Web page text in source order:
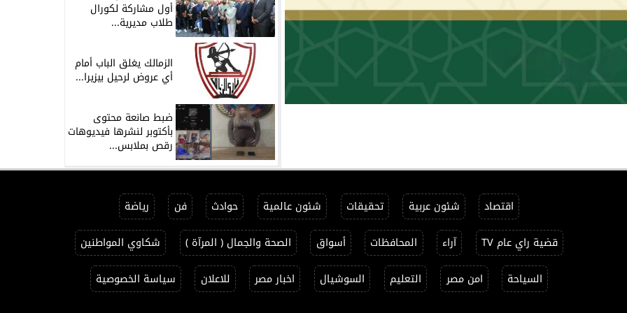
أول مشاركة لكورال
طلاب مديرية...
الزمالك يغلق الباب أمام
أي عروض لرحيل بيزيرا...
ضبط صانعة محتوى
بأكتوبر لنشرها فيديوهات
رقص بملابس...
اقتصاد شئون عربية تحقيقات شئون عالمية حوادث فن
رياضة
قضية راي عام TV
آراء المحافظات أسواق الصحة والجمال ( المرآة )
شكاوي المواطنين
السياحة
امن مصر التعليم السوشيال اخبار مصر للاعلان سياسة الخصوصية